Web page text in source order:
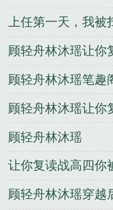
纪瑾修结局
上任第一天，我被
顾轻舟林沐瑶让你
军捡漏了完整版
顾轻舟林沐瑶笔趣
顾轻舟林沐瑶让你
军捡漏了全文
顾轻舟林沐瑶
让你复读战高四你
舟林沐瑶结局
顾轻舟林沐瑶穿越